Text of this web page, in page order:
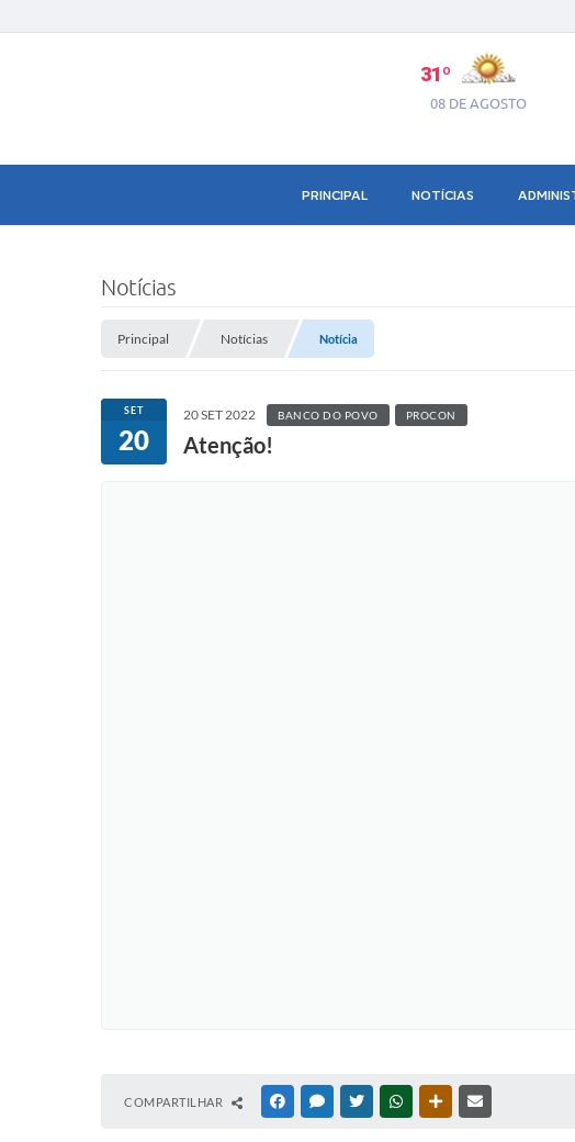
31º
08 DE AGOSTO
PRINCIPAL NOTÍCIAS
Notícias
Principal Notícias Notícia
SET
20
20 SET 2022 BANCO DO POVO PROCON
Atenção!
COMPARTILHAR FACEBOOKMESSENGER
TWITTERWHATSAPPOUTRAS MÍDIAS